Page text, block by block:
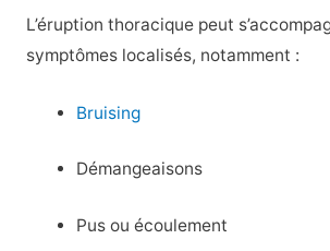
L’éruption thoracique peut
symptômes localisés, notamment :
Bruising
Démangeaisons
Pus ou écoulement